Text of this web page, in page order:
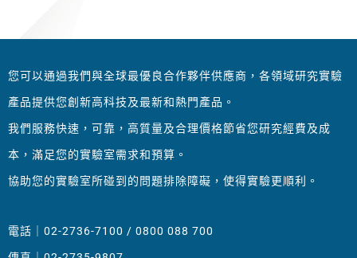
您可以通過我們與全球最優良合作夥伴供應商，各領域研究實驗
產品提供您創新高科技及最新和熱門產品。
我們服務快速，可靠，高質量及合理價格節省您研究經費及成
本，滿足您的實驗室需求和預算。
協助您的實驗室所碰到的問題排除障礙，使得實驗更順利。
電話｜02-2736-7100 / 0800 088 700